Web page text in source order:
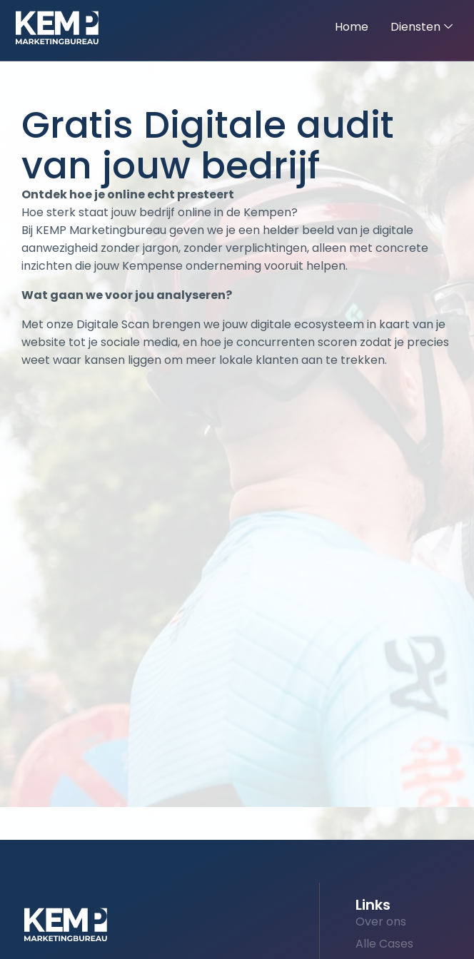
Home Diensten
Gratis Digitale audit
van jouw bedrijf
Ontdek hoe je online echt presteert
Hoe sterk staat jouw bedrijf online in de Kempen?
Bij KEMP Marketingbureau geven we je een helder beeld van je digitale
aanwezigheid zonder jargon, zonder verplichtingen, alleen met concrete
inzichten die jouw Kempense onderneming vooruit helpen.
Wat gaan we voor jou analyseren?
Met onze Digitale Scan brengen we jouw digitale ecosysteem in kaart van je
website tot je sociale media, en hoe je concurrenten scoren zodat je precies
weet waar kansen liggen om meer lokale klanten aan te trekken.
Links
Over ons
Alle Cases